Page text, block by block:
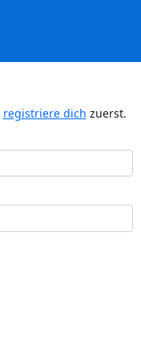
registriere dich zuerst.